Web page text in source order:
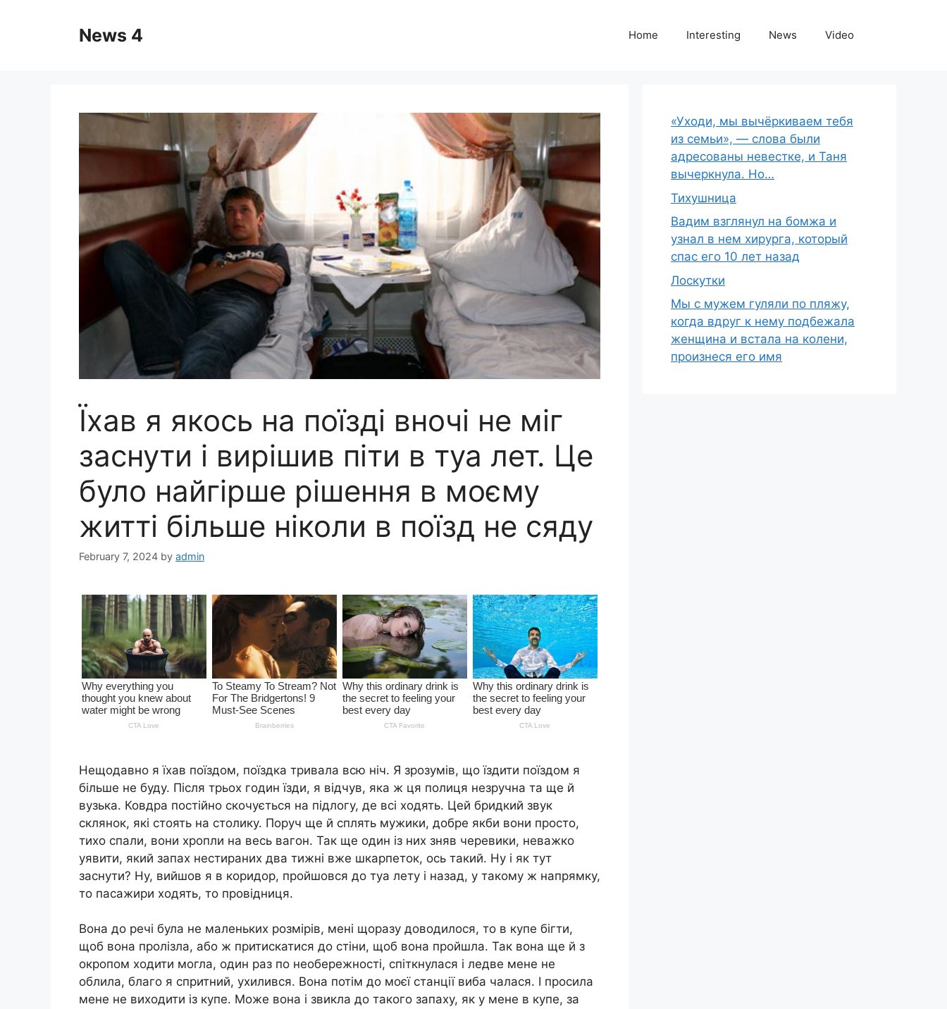
News 4 Home Interesting News Video
Їхав я якось на поїзді вночі не міг
заснути і вирішив піти в туа лет. Це
було найгірше рішення в моєму
житті більше ніколи в поїзд не сяду
February 7, 2024 by admin
Нещодавно я їхав поїздом, поїздка тривала всю ніч. Я зрозумів, що їздити поїздом я
більше не буду. Після трьох годин їзди, я відчув, яка ж ця полиця незручна та ще й
вузька. Ковдра постійно скочується на підлогу, де всі ходять. Цей бридкий звук
склянок, які стоять на столику. Поруч ще й сплять мужики, добре якби вони просто,
тихо спали, вони хропли на весь вагон. Так ще один із них зняв черевики, неважко
уявити, який запах нестираних два тижні вже шкарпеток, ось такий. Ну і як тут
заснути? Ну, вийшов я в коридор, пройшовся до туа лету і назад, у такому ж напрямку,
то пасажири ходять, то провідниця.
Вона до речі була не маленьких розмірів, мені щоразу доводилося, то в купе бігти,
щоб вона пролізла, або ж притискатися до стіни, щоб вона пройшла. Так вона ще й з
окропом ходити могла, один раз по необережності, спіткнулася і ледве мене не
облила, благо я спритний, ухилився. Вона потім до моєї станції виба чалася. І просила
мене не виходити із купе. Може вона і звикла до такого запаху, як у мене в купе, за
«Уходи, мы вычёркиваем тебя
из семьи», — слова были
адресованы невестке, и Таня
вычеркнула. Но…
Тихушница
Вадим взглянул на бомжа и
узнал в нем хирурга, который
спас его 10 лет назад
Лоскутки
Мы с мужем гуляли по пляжу,
когда вдруг к нему подбежала
женщина и встала на колени,
произнеся его имя